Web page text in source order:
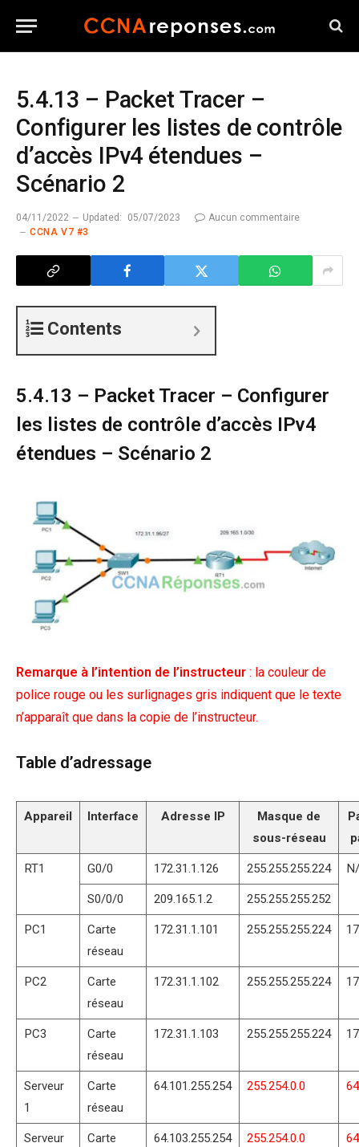
5.4.13 – Packet Tracer –
Configurer les listes de contrôle
d’accès IPv4 étendues –
Scénario 2
04/11/2022 Updated: 05/07/2023
Aucun commentaire
CCNA V7 #3
Contents
5.4.13 – Packet Tracer – Configurer
les listes de contrôle d’accès IPv4
étendues – Scénario 2
Remarque à l’intention de l’instructeur : la couleur de
police rouge ou les surlignages gris indiquent que le texte
n’apparaît que dans la copie de l’instructeur.
Table d’adressage
Appareil Interface Adresse IP
Masque de
sous-réseau
RT1 G0/0 172.31.1.126 255.255.255.224
S0/0/0 209.165.1.2 255.255.255.252
PC1
Carte
réseau
172.31.1.101 255.255.255.224
PC2
Carte
réseau
172.31.1.102 255.255.255.224
PC3
Carte
réseau
172.31.1.103 255.255.255.224
Serveur
1
Carte
réseau
64.101.255.254 255.254.0.0
Serveur
Carte
64.103.255.254 255.254.0.0